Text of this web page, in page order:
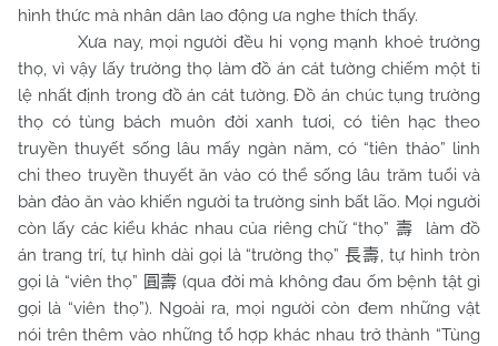
hình thức mà nhân dân lao động ưa nghe thích thấy.
Xưa nay, mọi người đều hi vọng mạnh khoẻ trường
thọ, vì vậy lấy trường thọ làm đồ án cát tường chiếm một tỉ
lệ nhất định trong đồ án cát tường. Đồ án chúc tụng trường
thọ có tùng bách muôn đời xanh tươi, có tiên hạc theo
truyền thuyết sống lâu mấy ngàn năm, có “tiên thảo” linh
chi theo truyền thuyết ăn vào có thể sống lâu trăm tuổi và
bàn đào ăn vào khiến người ta trường sinh bất lão. Mọi người
còn lấy các kiểu khác nhau của riêng chữ “thọ” 壽
làm đồ
án trang trí, tự hình dài gọi là “trường thọ”長壽, tự hình tròn
gọi là “viên thọ” 圓壽 (qua đời mà không đau ốm bệnh tật gì
gọi là “viên thọ”). Ngoài ra, mọi người còn đem những vật
nói trên thêm vào những tổ hợp khác nhau trở thành “Tùng